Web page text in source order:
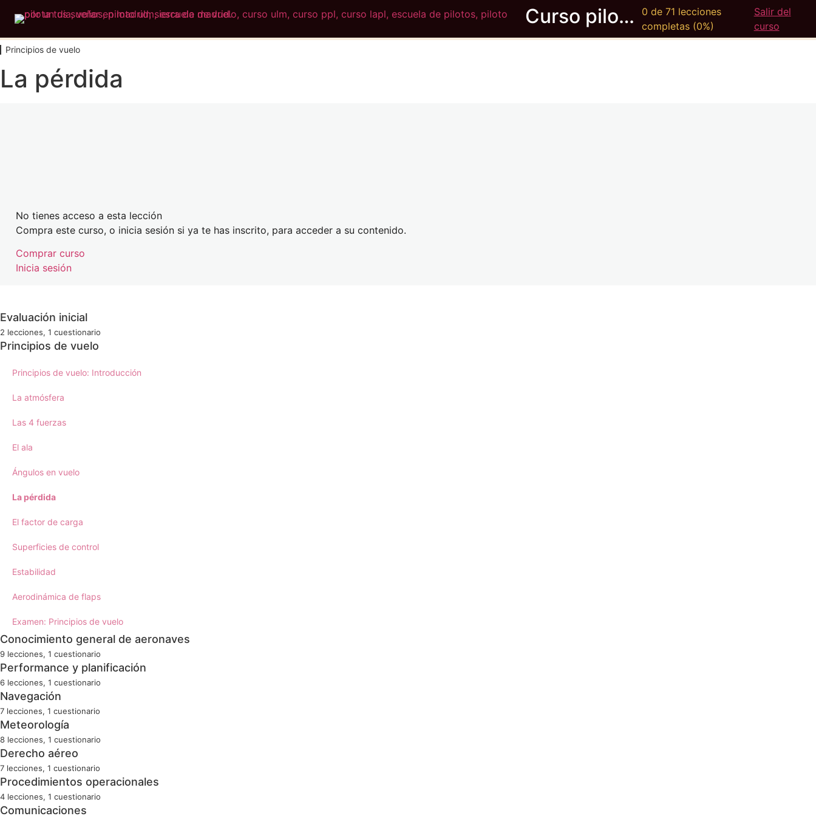
Curso piloto ULM
0 de 71 lecciones
completas (0%)
Salir del
curso
Principios de vuelo
La pérdida
No tienes acceso a esta lección
Compra este curso, o inicia sesión si ya te has inscrito, para acceder a su contenido.
Comprar curso
Inicia sesión
Evaluación inicial
Bienvenida al curso
Test de conocimientos previos
2 lecciones, 1 cuestionario
Principios de vuelo
Principios de vuelo: Introducción
La atmósfera
Las 4 fuerzas
El ala
Ángulos en vuelo
La pérdida
El factor de carga
Superficies de control
Estabilidad
Aerodinámica de flaps
Examen: Principios de vuelo
Conocimiento general de aeronaves
Conocimiento general: Introducción
La célula 1
La célula 2
Controles de vuelo
El motor 1
9 lecciones, 1 cuestionario
Performance y planificación
Performance: Introducción
Carga y centrado
Limitaciones operacionales
Altitud y densidad
Problemas de performance
6 lecciones, 1 cuestionario
Navegación
Navegación: Introducción
La Tierra
La brújula
Cartografía
7 lecciones, 1 cuestionario
Meteorología
Meteorología: Introducción
La atmósfera de la Tierra
Circulación atmosférica
8 lecciones, 1 cuestionario
Derecho aéreo
Derecho aéreo: Introducción
Convenio de Chicago
7 lecciones, 1 cuestionario
Procedimientos operacionales
Procedimientos: Introducción
4 lecciones, 1 cuestionario
Comunicaciones